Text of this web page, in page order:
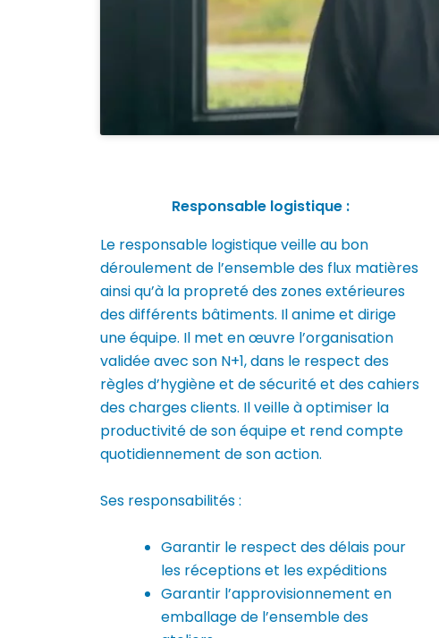
Responsable logistique :​
Le responsable logistique veille au bon
déroulement de l’ensemble des flux matières
ainsi qu’à la propreté des zones extérieures
des différents bâtiments. Il anime et dirige
une équipe. Il met en œuvre l’organisation
validée avec son N+1, dans le respect des
règles d’hygiène et de sécurité et des cahiers
des charges clients. Il veille à optimiser la
productivité de son équipe et rend compte
quotidiennement de son action.
Ses responsabilités :
Garantir le respect des délais pour
les réceptions et les expéditions
Garantir l’approvisionnement en
emballage de l’ensemble des